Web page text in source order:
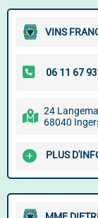
VINS
24
68040
PLUS